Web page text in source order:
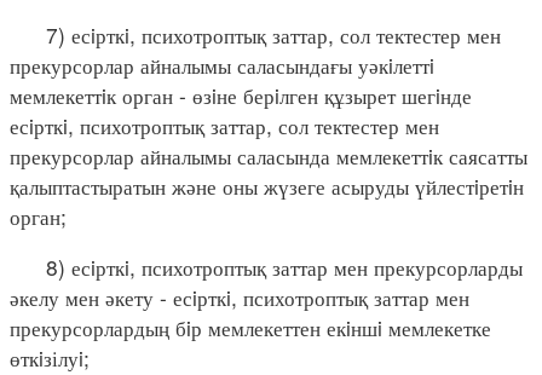
7) есiрткi, психотроптық заттар, сол тектестер мен
прекурсорлар айналымы саласындағы уәкiлеттi
мемлекеттiк орган - өзiне берiлген құзырет шегiнде
есiрткi, психотроптық заттар, сол тектестер мен
прекурсорлар айналымы саласында мемлекеттiк саясатты
қалыптастыратын және оны жүзеге асыруды үйлестiретiн
орган;
8) есiрткi, психотроптық заттар мен прекурсорларды
әкелу мен әкету - есiрткi, психотроптық заттар мен
прекурсорлардың бiр мемлекеттен екiншi мемлекетке
өткiзілуi;